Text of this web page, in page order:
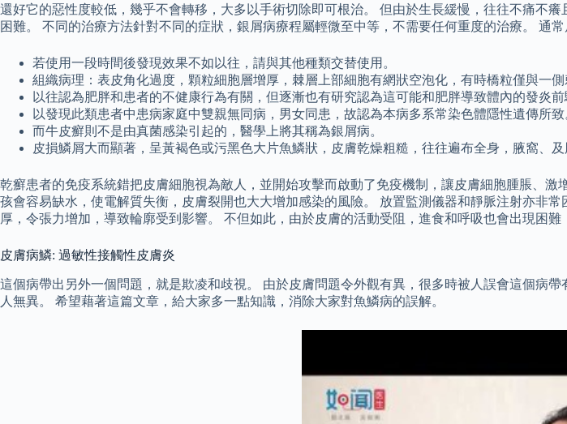
還好它的惡性度較低，幾乎不會轉移，大多以手術切除即可根治。 但由於生長緩慢，往往不痛不
困難。 不同的治療方法針對不同的症狀，銀屑病療程屬輕微至中等，不需要任何重度的治療。 通
若使用一段時間後發現效果不如以往，請與其他種類交替使用。
組織病理：表皮角化過度，顆粒細胞層增厚，棘層上部細胞有網狀空泡化，有時橋粒僅與一
以往認為肥胖和患者的不健康行為有關，但逐漸也有研究認為這可能和肥胖導致體內的發炎前
以發現此類患者中患病家庭中雙親無同病，男女同患，故認為本病多系常染色體隱性遺傳所致
而牛皮癬則不是由真菌感染引起的，醫學上將其稱為銀屑病。
皮損鱗屑大而顯著，呈黃褐色或污黑色大片魚鱗狀，皮膚乾燥粗糙，往往遍布全身，腋窩、
乾癬患者的免疫系統錯把皮膚細胞視為敵人，並開始攻擊而啟動了免疫機制，讓皮膚細胞腫脹、
孩會容易缺水，使電解質失衡，皮膚裂開也大大增加感染的風險。 放置監測儀器和靜脈注射亦非
厚，令張力增加，導致輪廓受到影響。 不但如此，由於皮膚的活動受阻，進食和呼吸也會出現困難
皮膚病鱗: 過敏性接觸性皮膚炎
這個病帶出另外一個問題，就是欺凌和歧視。 由於皮膚問題令外觀有異，很多時被人誤會這個病
人無異。 希望藉著這篇文章，給大家多一點知識，消除大家對魚鱗病的誤解。